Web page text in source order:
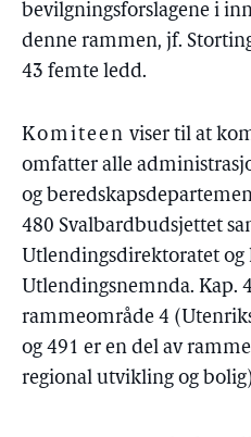
bevilgningsforslagene i
denne rammen, jf.
43 femte ledd.
Komiteen viser til at
omfatter alle
og
480 Svalbardbudsjettet
Utlendingsdirektoratet og
Utlendingsnemnda. Kap.
rammeområde 4
og 491 er en del av
regional utvikling og